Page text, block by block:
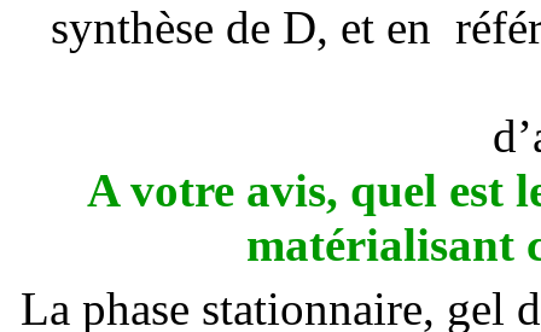
synthèse de D, et en
A votre avis, quel est
matérialisant
La phase stationnaire, gel